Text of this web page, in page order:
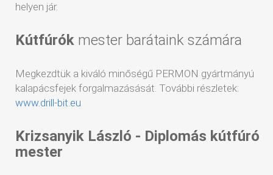
helyen jár.
Kútfúrók mester barátaink számára
Megkezdtük a kiváló minőségű PERMON gyártmányú
kalapácsfejek forgalmazásását. További részletek:
www.drill-bit.eu
Krizsanyik László - Diplomás kútfúró
mester